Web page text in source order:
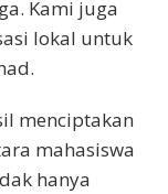
Kami juga
lokal untuk
menciptakan
mahasiswa
hanya